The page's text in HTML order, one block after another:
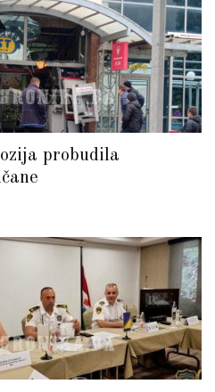
probudila